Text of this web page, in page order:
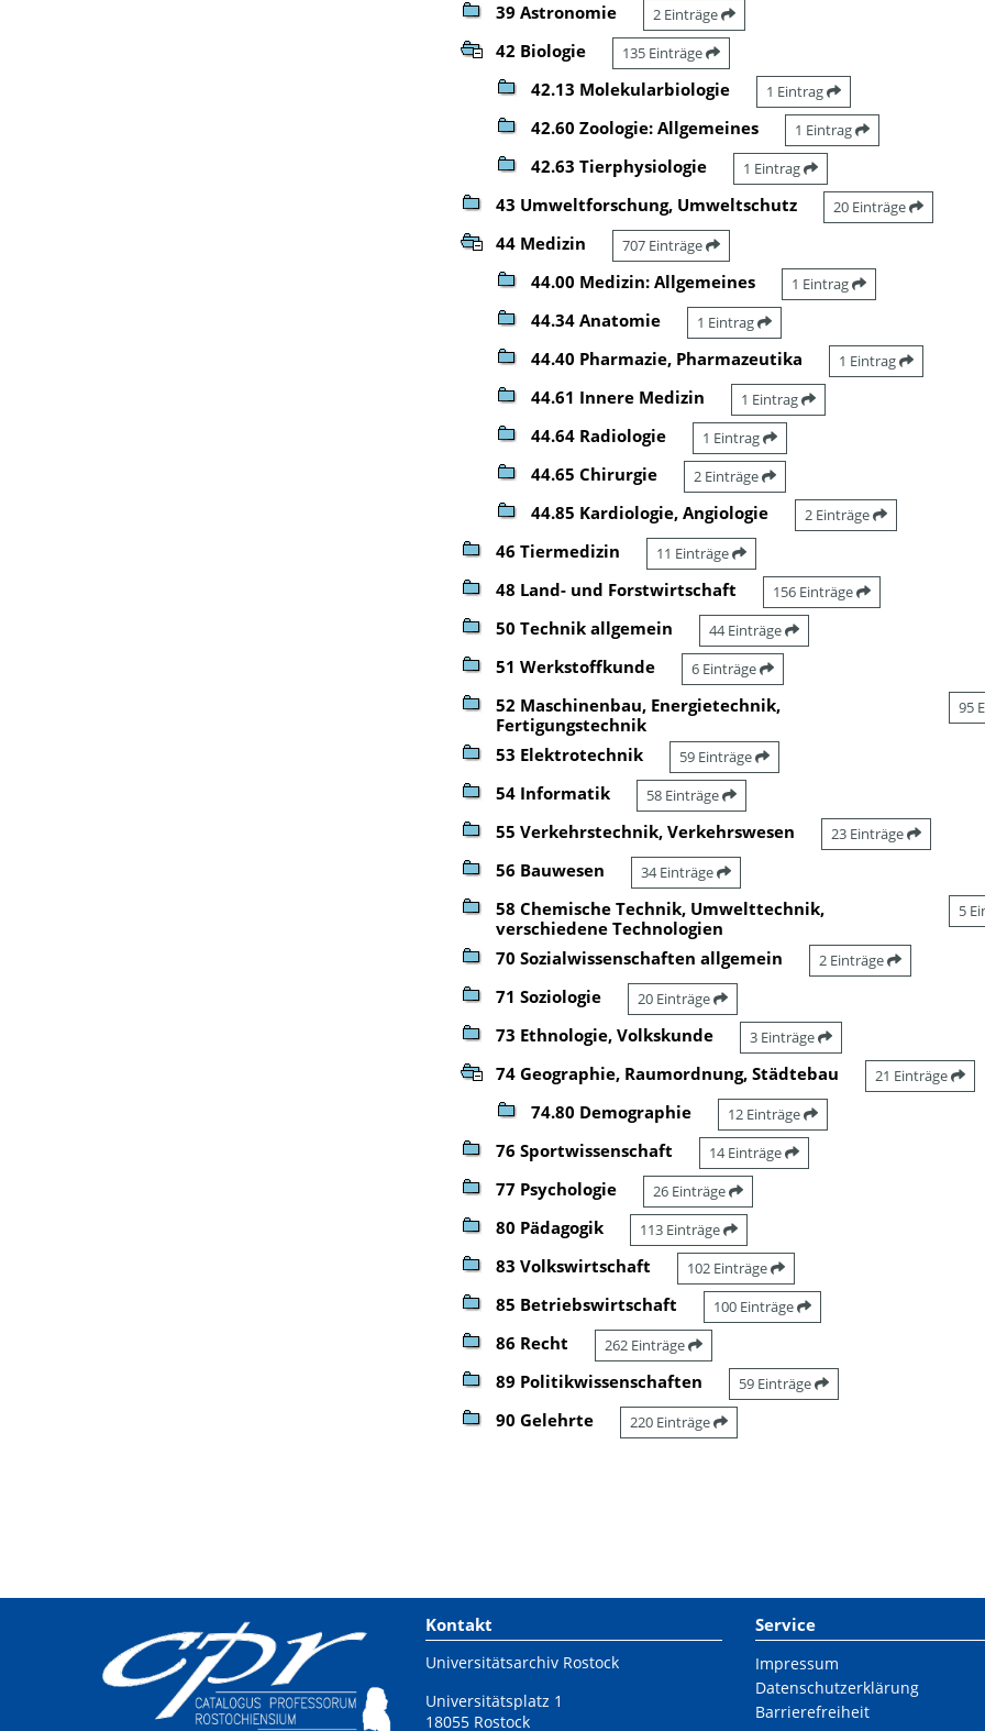
39 Astronomie 2 Einträge
42 Biologie 135 Einträge
42.13 Molekularbiologie 1 Eintrag
42.60 Zoologie: Allgemeines 1 Eintrag
42.63 Tierphysiologie 1 Eintrag
43 Umweltforschung, Umweltschutz 20 Einträge
44 Medizin 707 Einträge
44.00 Medizin: Allgemeines 1 Eintrag
44.34 Anatomie 1 Eintrag
44.40 Pharmazie, Pharmazeutika 1 Eintrag
44.61 Innere Medizin 1 Eintrag
44.64 Radiologie 1 Eintrag
44.65 Chirurgie 2 Einträge
44.85 Kardiologie, Angiologie 2 Einträge
46 Tiermedizin 11 Einträge
48 Land- und Forstwirtschaft 156 Einträge
50 Technik allgemein 44 Einträge
51 Werkstoffkunde 6 Einträge
52 Maschinenbau, Energietechnik,
Fertigungstechnik
95
53 Elektrotechnik 59 Einträge
54 Informatik 58 Einträge
55 Verkehrstechnik, Verkehrswesen 23 Einträge
56 Bauwesen 34 Einträge
58 Chemische Technik, Umwelttechnik,
verschiedene Technologien
5
70 Sozialwissenschaften allgemein 2 Einträge
71 Soziologie 20 Einträge
73 Ethnologie, Volkskunde 3 Einträge
74 Geographie, Raumordnung, Städtebau 21 Einträge
74.80 Demographie 12 Einträge
76 Sportwissenschaft 14 Einträge
77 Psychologie 26 Einträge
80 Pädagogik 113 Einträge
83 Volkswirtschaft 102 Einträge
85 Betriebswirtschaft 100 Einträge
86 Recht 262 Einträge
89 Politikwissenschaften 59 Einträge
90 Gelehrte 220 Einträge
Kontakt
Universitätsarchiv Rostock
Universitätsplatz 1
18055 Rostock
Service
Impressum
Datenschutzerklärung
Barrierefreiheit